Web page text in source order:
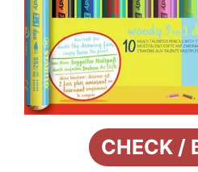
CHECK /